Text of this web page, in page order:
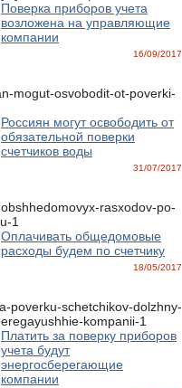
Поверка приборов учета
возложена на управляющие
компании
16/09/2017
Россиян могут освободить от
обязательной поверки
счетчиков воды
31/07/2017
Оплачивать общедомовые
расходы будем по счетчику
18/05/2017
Платить за поверку приборов
учета будут
энергосберегающие
компании